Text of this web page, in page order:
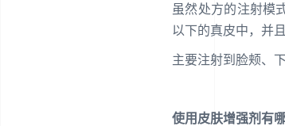
虽然处方的注射模
以下的真皮中，并
主要注射到脸颊、
使用皮肤增强剂有